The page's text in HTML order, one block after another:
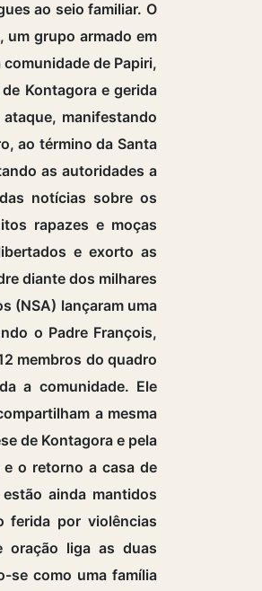
ao seio familiar. O
um grupo armado em
de Papiri,
Kontagora e gerida
manifestando
ao término da Santa
as autoridades a
notícias sobre os
rapazes e moças
e exorto as
diante dos milhares
(NSA) lançaram uma
o Padre François,
membros do quadro
a comunidade. Ele
a mesma
de Kontagora e pela
e o retorno a casa de
ainda mantidos
ferida por violências
oração liga as duas
se como uma família